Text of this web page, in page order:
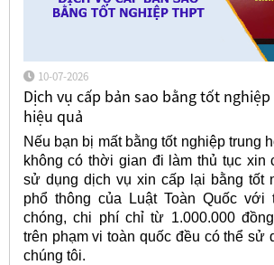
10-07-2026
Dịch vụ cấp bản sao bằng tốt
hiệu quả
Nếu bạn bị mất bằng tốt nghiệp trung
không có thời gian đi làm thủ tục xin
sử dụng dịch vụ xin cấp lại bằng tốt
phổ thông của Luật Toàn Quốc với
chóng, chi phí chỉ từ 1.000.000
trên phạm vi toàn quốc đều có thể sử
chúng tôi.